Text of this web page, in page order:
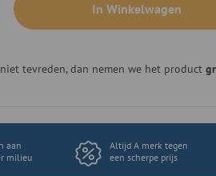
In Winkelwagen
tevreden, dan nemen we het product
aan
milieu
Altijd A merk tegen
een scherpe prijs